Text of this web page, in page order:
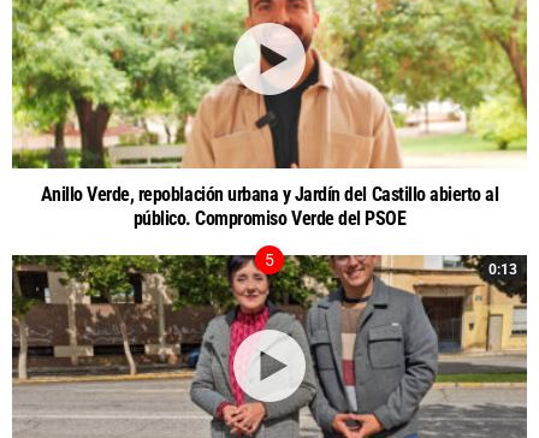
Anillo Verde, repoblación urbana y Jardín del Castillo abierto al
público. Compromiso Verde del PSOE
0:13